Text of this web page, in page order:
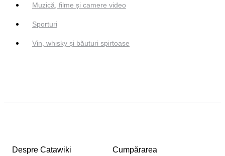
Muzică, filme și camere video
Sporturi
Vin, whisky și băuturi spirtoase
Despre Catawiki Cumpărarea